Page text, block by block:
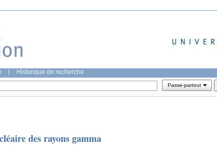
Historique de recherche
Passe-partout
des rayons gamma